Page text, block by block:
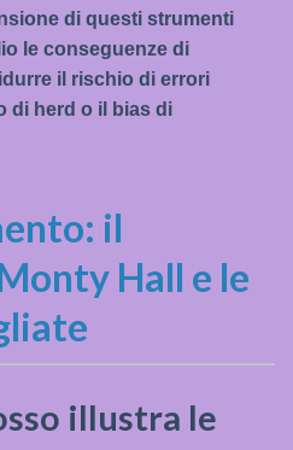
di questi strumenti
le conseguenze di
il rischio di errori
di herd o il bias di
il
Hall e le
illustra le